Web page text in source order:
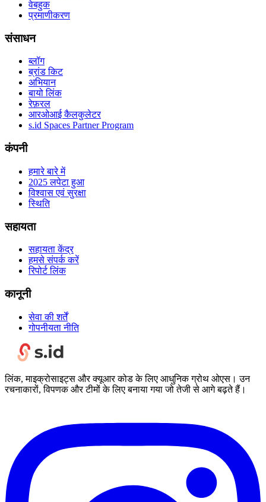
वेबहुक
प्रमाणीकरण
संसाधन
ब्लॉग
ब्रांड किट
अभियान
बायो लिंक
रेफ़रल
आरओआई कैलकुलेटर
s.id Spaces Partner Program
कंपनी
हमारे बारे में
2025 लपेटा हुआ
विश्वास एवं सुरक्षा
स्थिति
सहायता
सहायता केंद्र
हमसे संपर्क करें
रिपोर्ट लिंक
कानूनी
सेवा की शर्तें
गोपनीयता नीति
लिंक, माइक्रोसाइट्स और क्यूआर कोड के लिए आधुनिक ग्रोथ ओएस। उन
रचनाकारों, विपणक और टीमों के लिए बनाया गया जो तेजी से आगे बढ़ते हैं।